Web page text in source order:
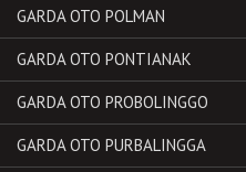
GARDA OTO POLMAN
GARDA OTO PONTIANAK
GARDA OTO PROBOLINGGO
GARDA OTO PURBALINGGA